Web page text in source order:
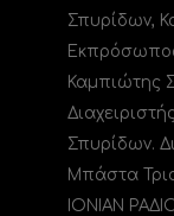
Σπυρίδων,
Καμπιώτης
Σπυρίδων.
Μπάστα
ΙΟΝΙΑΝ